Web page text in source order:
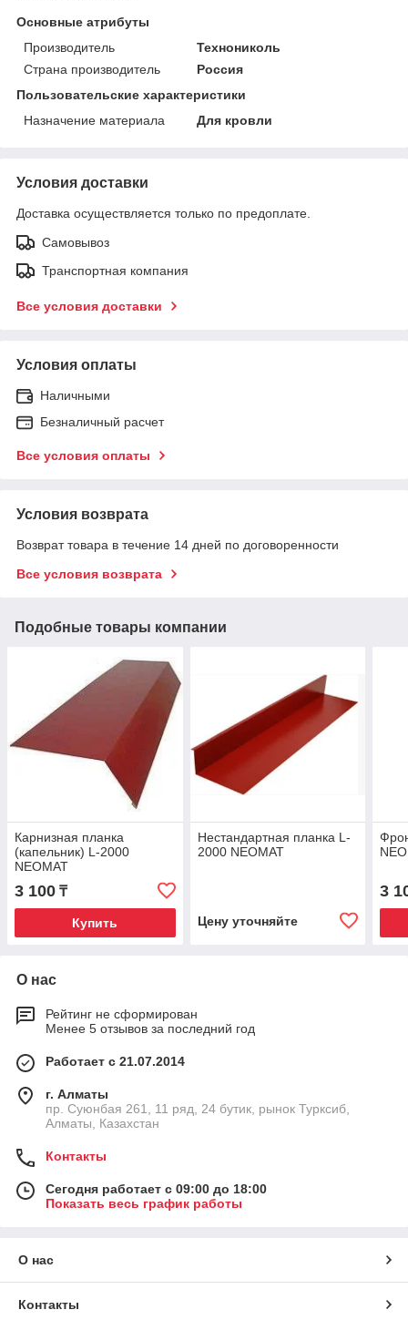
Основные атрибуты
Производитель
Технониколь
Страна производитель
Россия
Пользовательские характеристики
Назначение материала
Для кровли
Условия доставки
Доставка осуществляется только по предоплате.
Самовывоз
Транспортная компания
Все условия доставки
Условия оплаты
Наличными
Безналичный расчет
Все условия оплаты
Условия возврата
Возврат товара в течение 14 дней по договоренности
Все условия возврата
Подобные товары компании
Карнизная планка
(капельник) L-2000
NEOMAT
3 100 ₸
Купить
Нестандартная планка L-
2000 NEOMAT
Цену уточняйте
3
О нас
Рейтинг не сформирован
Менее 5 отзывов за последний год
Работает с 21.07.2014
г. Алматы
пр. Суюнбая 261, 11 ряд, 24 бутик, рынок Турксиб,
Алматы, Казахстан
Контакты
Сегодня работает с 09:00 до 18:00
Показать весь график работы
О нас
Контакты